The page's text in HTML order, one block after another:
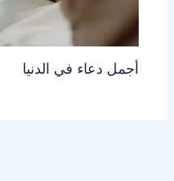
أجمل دعاء في الدنيا